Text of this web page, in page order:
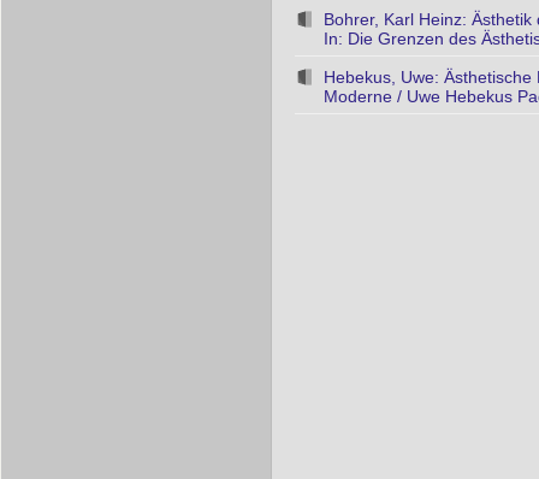
Bohrer, Karl Heinz:
In: Die Grenzen des
Hebekus, Uwe:
Moderne / Uwe Hebekus